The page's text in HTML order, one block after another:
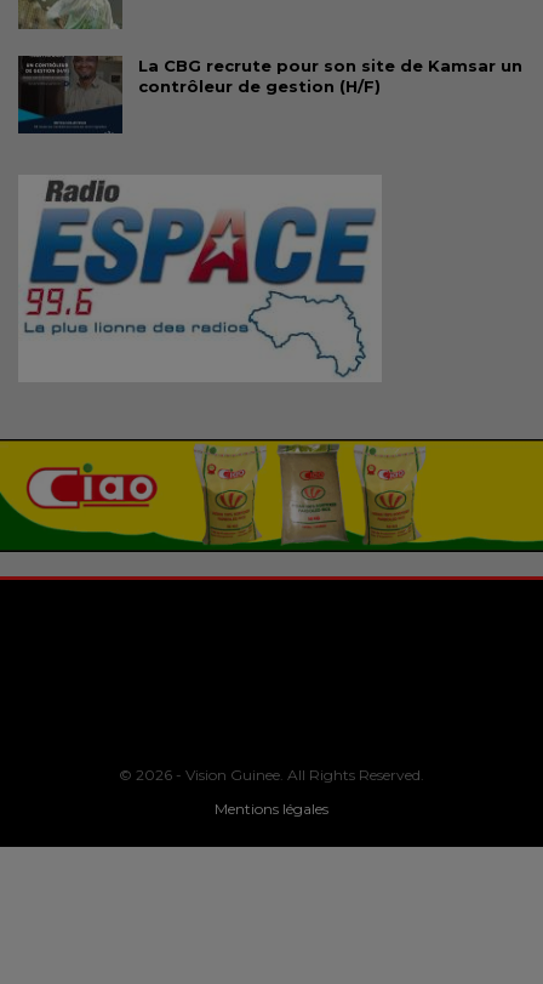
La CBG recrute pour son site de Kamsar un
contrôleur de gestion (H/F)
© 2026 - Vision Guinee. All Rights Reserved.
Mentions légales